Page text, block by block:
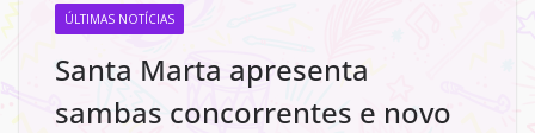
ÚLTIMAS NOTÍCIAS
Santa Marta apresenta
sambas concorrentes e novo